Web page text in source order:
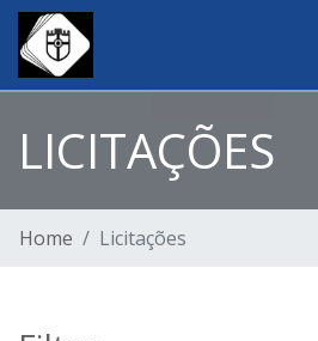
LICITAÇÕES
Home Licitações